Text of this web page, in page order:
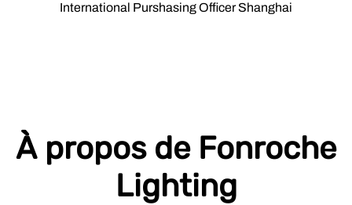
International Purshasing Officer Shanghai
À propos de Fonroche
Lighting